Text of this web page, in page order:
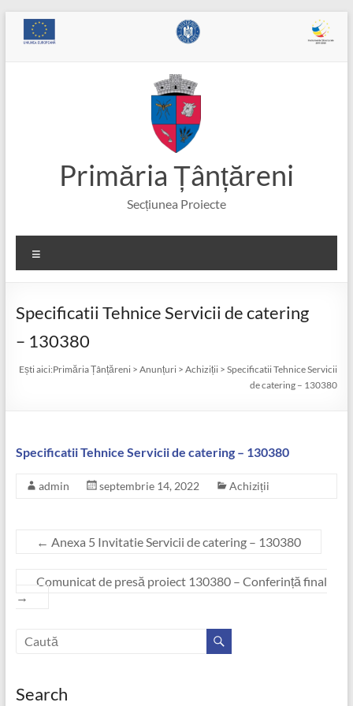
Skip
Primăria Țânțăreni
Secțiunea Proiecte
Specificatii Tehnice Servicii de catering
– 130380
Ești aici:Primăria Țânțăreni >Anunțuri >Achiziții >Specificatii Tehnice Servicii
de catering – 130380
Specificatii Tehnice Servicii de catering – 130380
admin septembrie 14, 2022 Achiziții
← Anexa 5 Invitatie Servicii de catering – 130380
Comunicat de presă proiect 130380 – Conferință final
→
Search